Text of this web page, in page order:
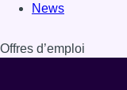
News
Offres d’emploi